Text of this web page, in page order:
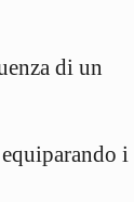
di un
i